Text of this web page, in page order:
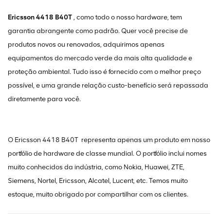
Ericsson 4418 B40T, como todo o nosso hardware, tem
garantia abrangente como padrão. Quer você precise de
produtos novos ou renovados, adquirimos apenas
equipamentos do mercado verde da mais alta qualidade e
proteção ambiental. Tudo isso é fornecido com o melhor preço
possível, e uma grande relação custo-benefício será repassada
diretamente para você.
O Ericsson 4418 B40T representa apenas um produto em nosso
portfólio de hardware de classe mundial. O portfólio inclui nomes
muito conhecidos da indústria, como Nokia, Huawei, ZTE,
Siemens, Nortel, Ericsson, Alcatel, Lucent, etc. Temos muito
estoque, muito obrigado por compartilhar com os clientes.